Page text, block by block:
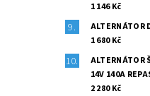
1 146 Kč
ALTERNÁTOR
1 680 Kč
ALTERNÁTOR
14V 140A
2 280 Kč